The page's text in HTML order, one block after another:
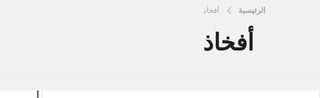
الرئيسية أفخاذ
أفخاذ